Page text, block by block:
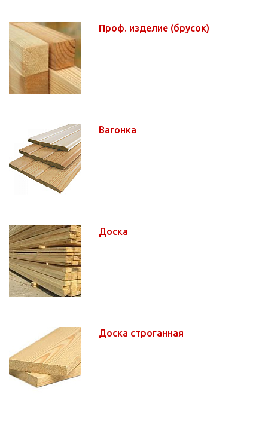
Проф. изделие (брусок)
Вагонка
Доска
Доска строганная